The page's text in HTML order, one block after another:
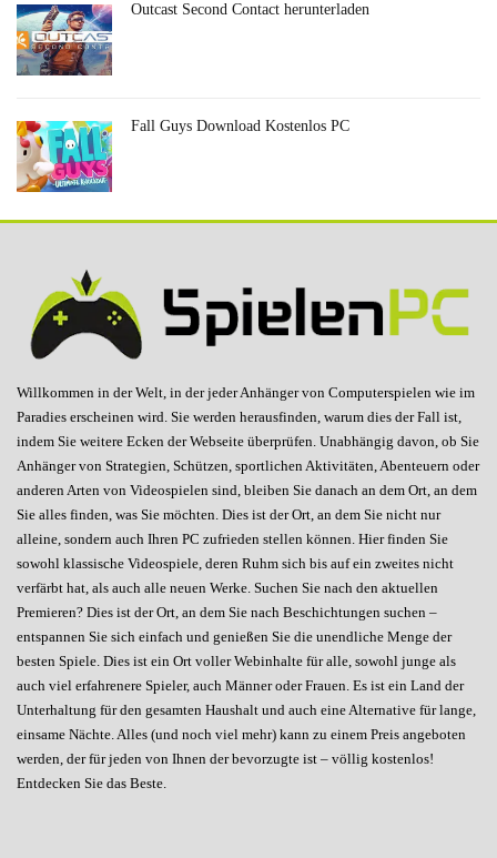
Outcast Second Contact herunterladen
Fall Guys Download Kostenlos PC
Willkommen in der Welt, in der jeder Anhänger von Computerspielen wie im
Paradies erscheinen wird. Sie werden herausfinden, warum dies der Fall ist,
indem Sie weitere Ecken der Webseite überprüfen. Unabhängig davon, ob Sie
Anhänger von Strategien, Schützen, sportlichen Aktivitäten, Abenteuern oder
anderen Arten von Videospielen sind, bleiben Sie danach an dem Ort, an dem
Sie alles finden, was Sie möchten. Dies ist der Ort, an dem Sie nicht nur
alleine, sondern auch Ihren PC zufrieden stellen können. Hier finden Sie
sowohl klassische Videospiele, deren Ruhm sich bis auf ein zweites nicht
verfärbt hat, als auch alle neuen Werke. Suchen Sie nach den aktuellen
Premieren? Dies ist der Ort, an dem Sie nach Beschichtungen suchen –
entspannen Sie sich einfach und genießen Sie die unendliche Menge der
besten Spiele. Dies ist ein Ort voller Webinhalte für alle, sowohl junge als
auch viel erfahrenere Spieler, auch Männer oder Frauen. Es ist ein Land der
Unterhaltung für den gesamten Haushalt und auch eine Alternative für lange,
einsame Nächte. Alles (und noch viel mehr) kann zu einem Preis angeboten
werden, der für jeden von Ihnen der bevorzugte ist – völlig kostenlos!
Entdecken Sie das Beste.